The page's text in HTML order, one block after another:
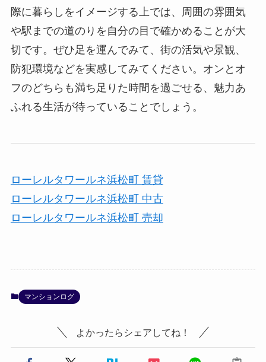
際に暮らしをイメージする上では、周囲の雰囲気
や駅までの道のりを自分の目で確かめることが大
切です。ぜひ足を運んでみて、街の活気や景観、
防犯環境などを実感してみてください。オンとオ
フのどちらも満ち足りた時間を過ごせる、魅力あ
ふれる生活が待っていることでしょう。
ローレルタワールネ浜松町 賃貸
ローレルタワールネ浜松町 中古
ローレルタワールネ浜松町 売却
マンションログ
よかったらシェアしてね！